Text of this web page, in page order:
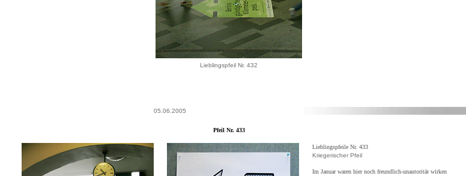
Lieblingspfeil Nr. 432
05.06.2005
Pfeil Nr. 433
Lieblingspfeile Nr. 433
Kriegerischer Pfeil
Im Januar waren hier noch freundlich-unautoritär wirken